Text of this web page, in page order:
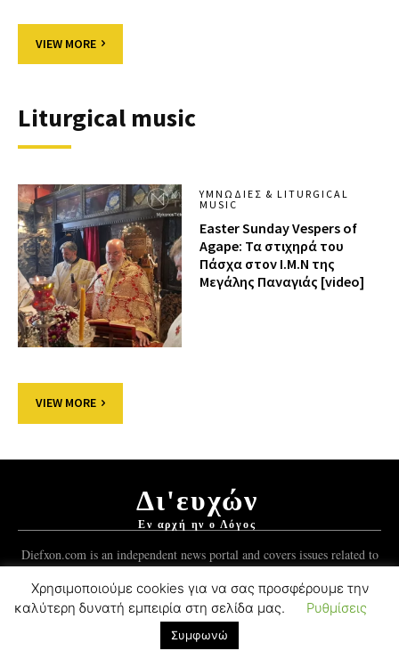
VIEW MORE
Liturgical music
ΥΜΝΩΔΊΕΣ & LITURGICAL
MUSIC
Easter Sunday Vespers of
Agape: Τα στιχηρά του
Πάσχα στον Ι.Μ.Ν της
Μεγάλης Παναγιάς [video]
VIEW MORE
Δι'ευχών
Εν αρχή ην ο Λόγος
Diefxon.com is an independent news portal and covers issues related to
© 2012-2021 Mykonos Ticker Group.ForgedSoft™
Χρησιμοποιούμε cookies για να σας προσφέρουμε την
καλύτερη δυνατή εμπειρία στη σελίδα μας.
Ρυθμίσεις
Συμφωνώ